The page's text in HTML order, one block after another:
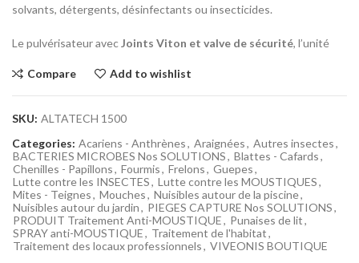
solvants, détergents, désinfectants ou insecticides.
Le pulvérisateur avecJoints Viton et valve de sécurité, l’unité
Compare Add to wishlist
SKU: ALTATECH 1500
Categories: Acariens - Anthrènes, Araignées, Autres insectes,
BACTERIES MICROBES Nos SOLUTIONS, Blattes - Cafards,
Chenilles - Papillons, Fourmis, Frelons, Guepes,
Lutte contre les INSECTES, Lutte contre les MOUSTIQUES,
Mites - Teignes, Mouches, Nuisibles autour de la piscine,
Nuisibles autour du jardin, PIEGES CAPTURE Nos SOLUTIONS,
PRODUIT Traitement Anti-MOUSTIQUE, Punaises de lit,
SPRAY anti-MOUSTIQUE, Traitement de l'habitat,
Traitement des locaux professionnels, VIVEONIS BOUTIQUE